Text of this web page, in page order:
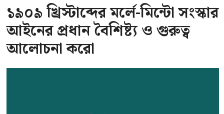
১৯০৯ খ্রিস্টাব্দের মর্লে-মিন্টো সংস্কার
আইনের প্রধান বৈশিষ্ট্য ও গুরুত্ব
আলোচনা করো